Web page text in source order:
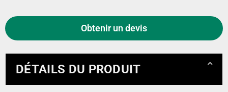
Obtenir un devis
DÉTAILS DU PRODUIT